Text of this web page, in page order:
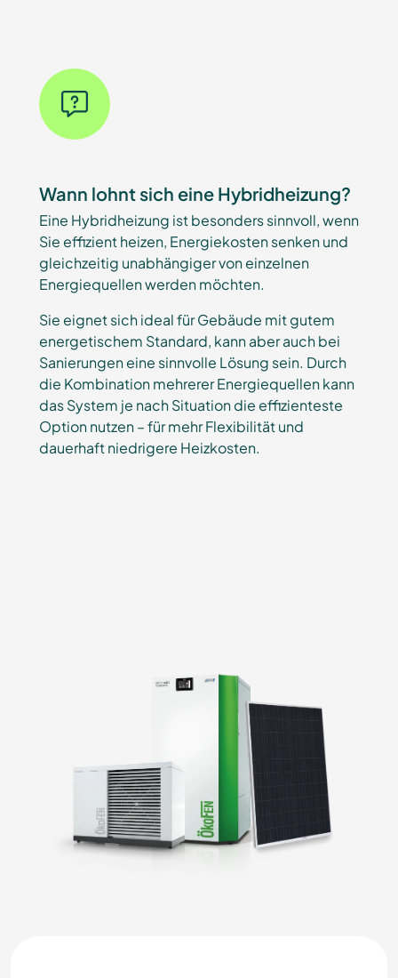
Wann lohnt sich eine Hybridheizung?
Eine Hybridheizung ist besonders sinnvoll, wenn
Sie effizient heizen, Energiekosten senken und
gleichzeitig unabhängiger von einzelnen
Energiequellen werden möchten.
Sie eignet sich ideal für Gebäude mit gutem
energetischem Standard, kann aber auch bei
Sanierungen eine sinnvolle Lösung sein. Durch
die Kombination mehrerer Energiequellen kann
das System je nach Situation die effizienteste
Option nutzen – für mehr Flexibilität und
dauerhaft niedrigere Heizkosten.